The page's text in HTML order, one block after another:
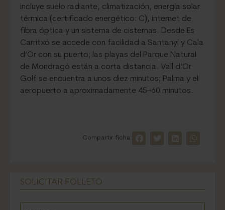
incluye suelo radiante, climatización, energía solar
térmica (certificado energético: C), internet de
fibra óptica y un sistema de cisternas. Desde Es
Carritxó se accede con facilidad a Santanyí y Cala
d’Or con su puerto; las playas del Parque Natural
de Mondragó están a corta distancia. Vall d’Or
Golf se encuentra a unos diez minutos; Palma y el
aeropuerto a aproximadamente 45–60 minutos.
Compartir ficha:
SOLICITAR FOLLETO